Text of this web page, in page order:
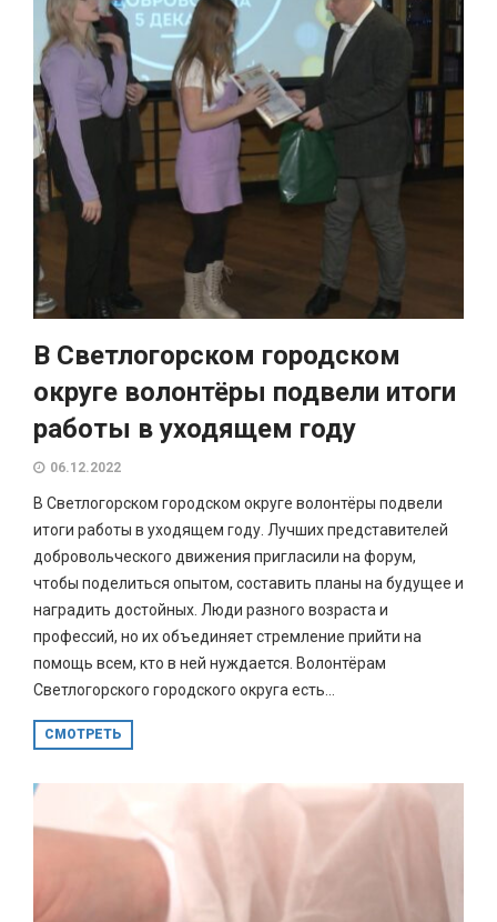
В Светлогорском городском
округе волонтёры подвели итоги
работы в уходящем году
06.12.2022
В Светлогорском городском округе волонтёры подвели
итоги работы в уходящем году. Лучших представителей
добровольческого движения пригласили на форум,
чтобы поделиться опытом, составить планы на будущее и
наградить достойных. Люди разного возраста и
профессий, но их объединяет стремление прийти на
помощь всем, кто в ней нуждается. Волонтёрам
Светлогорского городского округа есть...
СМОТРЕТЬ